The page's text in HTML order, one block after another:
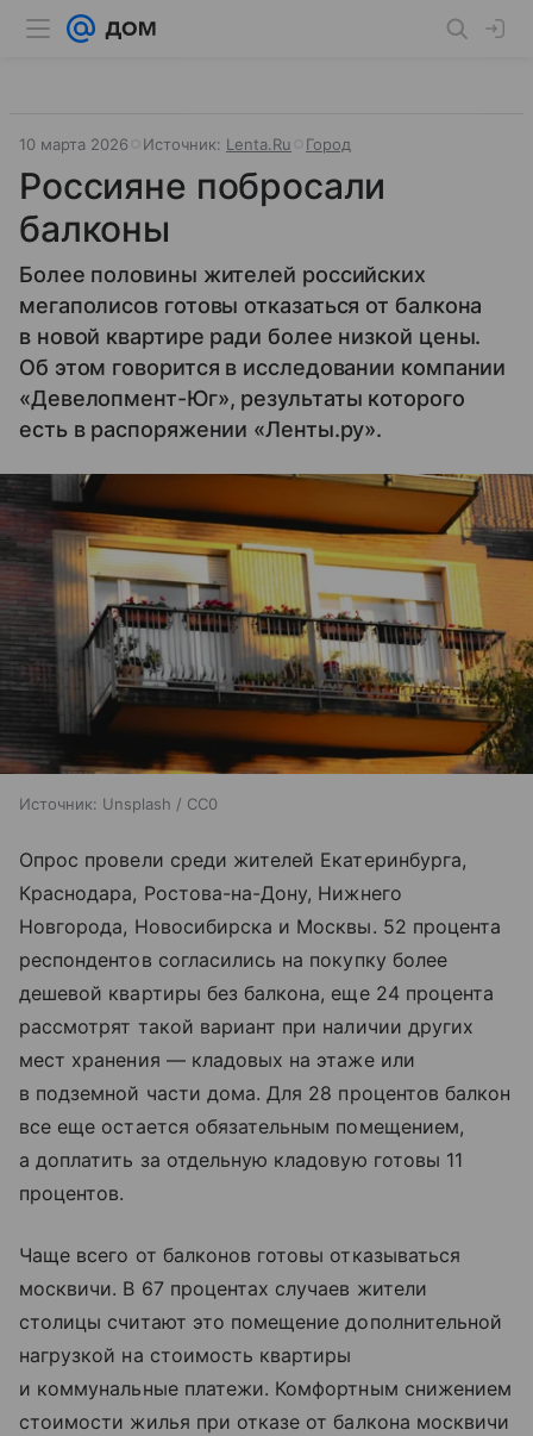
10 марта 2026 Источник: Lenta.Ru Город
Россияне побросали
балконы
Более половины жителей российских
мегаполисов готовы отказаться от балкона
в новой квартире ради более низкой цены.
Об этом говорится в исследовании компании
«Девелопмент-Юг», результаты которого
есть в распоряжении «Ленты.ру».
Источник: Unsplash / CC0
Опрос провели среди жителей Екатеринбурга,
Краснодара, Ростова-на-Дону, Нижнего
Новгорода, Новосибирска и Москвы. 52 процента
респондентов согласились на покупку более
дешевой квартиры без балкона, еще 24 процента
рассмотрят такой вариант при наличии других
мест хранения — кладовых на этаже или
в подземной части дома. Для 28 процентов балкон
все еще остается обязательным помещением,
а доплатить за отдельную кладовую готовы 11
процентов.
Чаще всего от балконов готовы отказываться
москвичи. В 67 процентах случаев жители
столицы считают это помещение дополнительной
нагрузкой на стоимость квартиры
и коммунальные платежи. Комфортным снижением
стоимости жилья при отказе от балкона москвичи